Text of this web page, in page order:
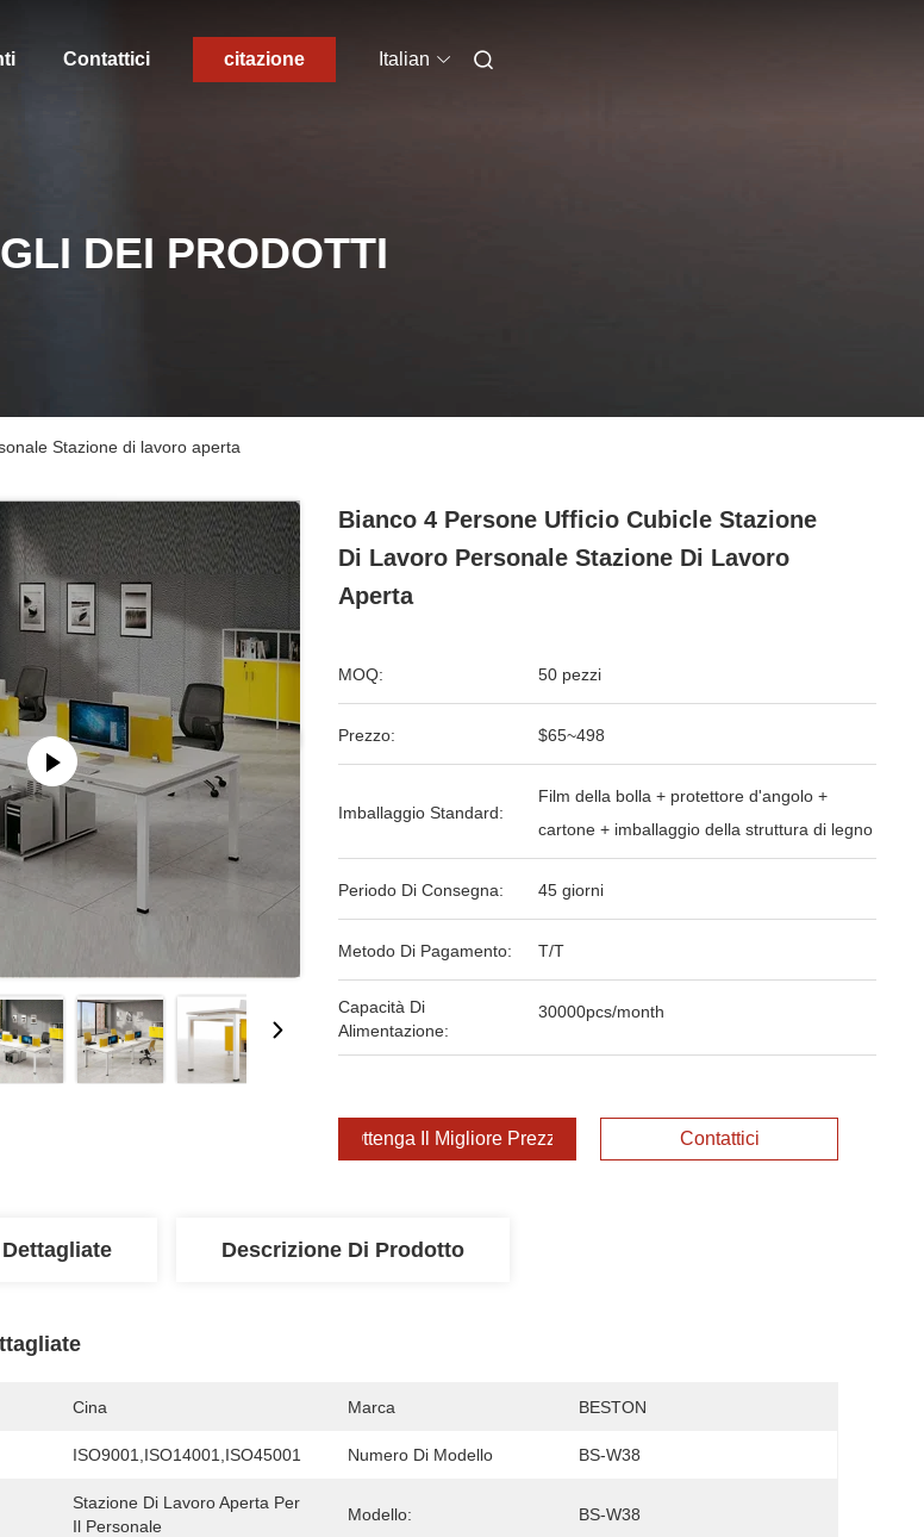
Contattici citazione Italian
DEI PRODOTTI
Stazione di lavoro aperta
Bianco 4 Persone Ufficio Cubicle Stazione
Di Lavoro Personale Stazione Di Lavoro
Aperta
MOQ: 50 pezzi
Prezzo: $65~498
Imballaggio Standard:
Film della bolla + protettore d'angolo +
cartone + imballaggio della struttura di legno
Periodo Di Consegna: 45 giorni
Metodo Di Pagamento: T/T
Capacità Di
Alimentazione:
30000pcs/month
Ottenga Il Migliore Prezzo Contattici
Descrizione Di Prodotto
Cina Marca BESTON
ISO9001,ISO14001,ISO45001 Numero Di Modello BS-W38
Stazione Di Lavoro Aperta Per
Il Personale
Modello: BS-W38